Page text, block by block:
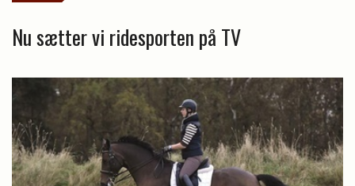
Nu sætter vi ridesporten på TV